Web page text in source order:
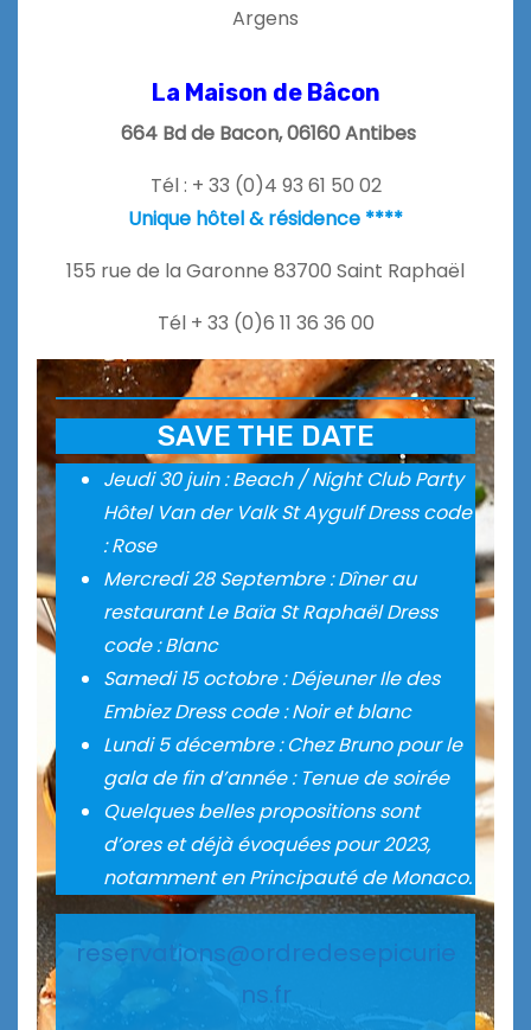
Argens
La Maison de Bâcon
664 Bd de Bacon, 06160 Antibes
Tél : + 33 (0)4 93 61 50 02
Unique hôtel & résidence ****
155 rue de la Garonne 83700 Saint Raphaël
Tél + 33 (0)6 11 36 36 00
SAVE THE DATE
Jeudi 30 juin : Beach / Night Club Party
Hôtel Van der Valk St Aygulf Dress code
: Rose
Mercredi 28 Septembre : Dîner au
restaurant Le Baïa St Raphaël Dress
code : Blanc
Samedi 15 octobre : Déjeuner Ile des
Embiez Dress code : Noir et blanc
Lundi 5 décembre : Chez Bruno pour le
gala de fin d’année : Tenue de soirée
Quelques belles propositions sont
d’ores et déjà évoquées pour 2023,
notamment en Principauté de Monaco.
reservations@ordredesepicurie
ns.fr